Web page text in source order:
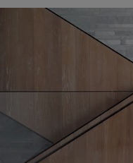
Shop the Look
Vieni a trovarci
Servizi al cliente